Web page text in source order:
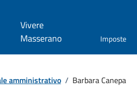
Vivere
Masserano
Imposte
amministrativo / Barbara Canepa